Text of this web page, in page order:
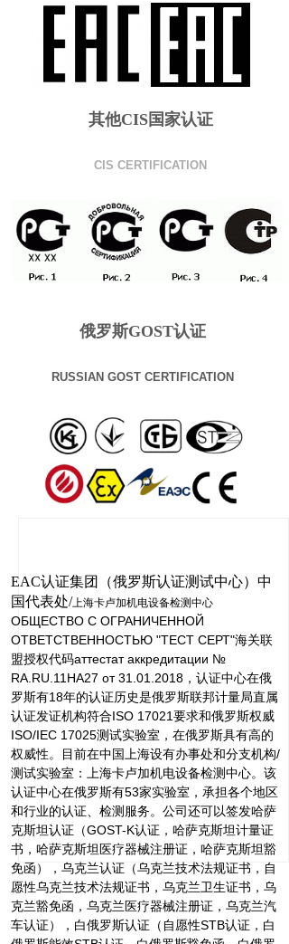
其他CIS国家认证
CIS CERTIFICATION
俄罗斯GOST认证
RUSSIAN GOST CERTIFICATION
EAC认证集团（俄罗斯认证测试中心）中
国代表处/上海卡卢加机电设备检测中心
ОБЩЕСТВО С ОГРАНИЧЕННОЙ
ОТВЕТСТВЕННОСТЬЮ "ТЕСТ СЕРТ"海关联
盟授权代码аттестат аккредитации №
RA.RU.11НА27 от 31.01.2018，认证中心在俄
罗斯有18年的认证历史是俄罗斯联邦计量局直属
认证发证机构符合ISO 17021要求和俄罗斯权威
ISO/IEC 17025测试实验室，在俄罗斯具有高的
权威性。目前在中国上海设有办事处和分支机构/
测试实验室：上海卡卢加机电设备检测中心。该
认证中心在俄罗斯有53家实验室，承担各个地区
和行业的认证、检测服务。公司还可以签发哈萨
克斯坦认证（GOST-K认证，哈萨克斯坦计量证
书，哈萨克斯坦医疗器械注册证，哈萨克斯坦豁
免函），乌克兰认证（乌克兰技术法规证书，自
愿性乌克兰技术法规证书，乌克兰卫生证书，乌
克兰豁免函，乌克兰医疗器械注册证，乌克兰汽
车认证），白俄罗斯认证（自愿性STB认证，白